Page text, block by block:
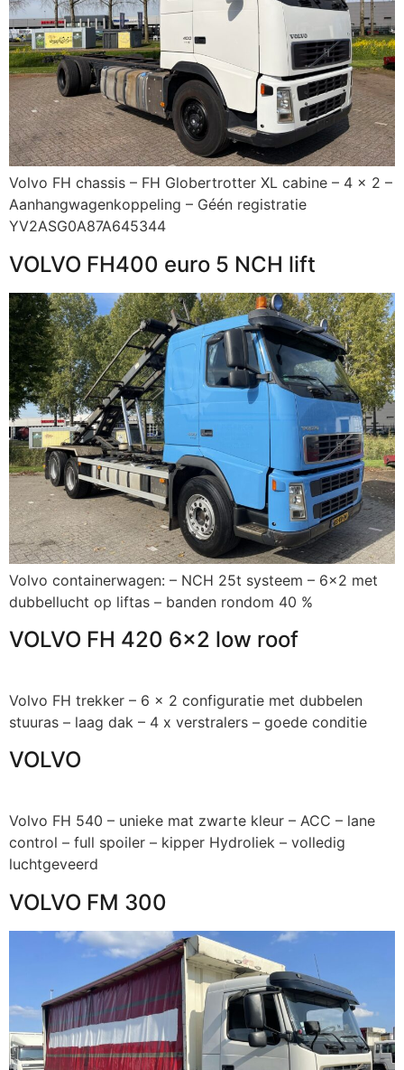
Volvo FH chassis – FH Globertrotter XL cabine – 4 x 2 –
Aanhangwagenkoppeling – Géén registratie
YV2ASG0A87A645344
VOLVO FH400 euro 5 NCH lift
Volvo containerwagen: – NCH 25t systeem – 6×2 met
dubbellucht op liftas – banden rondom 40 %
VOLVO FH 420 6×2 low roof
Volvo FH trekker – 6 x 2 configuratie met dubbelen
stuuras – laag dak – 4 x verstralers – goede conditie
VOLVO
Volvo FH 540 – unieke mat zwarte kleur – ACC – lane
control – full spoiler – kipper Hydroliek – volledig
luchtgeveerd
VOLVO FM 300